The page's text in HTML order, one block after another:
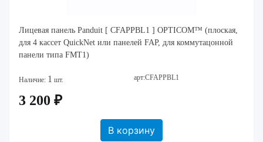
Лицевая панель Panduit [ CFAPPBL1 ] OPTICOM™ (плоская,
для 4 кассет QuickNet или панелей FAР, для коммутацонной
панели типа FMT1)
Наличие: 1 шт. арт:CFAPPBL1
3 200 ₽
В корзину